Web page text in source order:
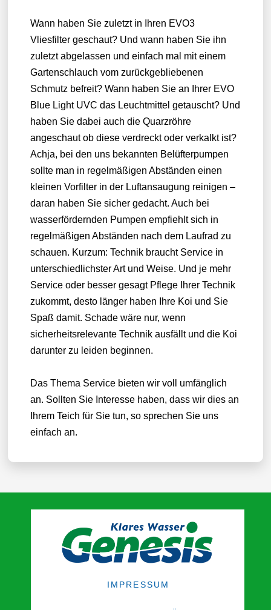
Wann haben Sie zuletzt in Ihren EVO3
Vliesfilter geschaut? Und wann haben Sie ihn
zuletzt abgelassen und einfach mal mit einem
Gartenschlauch vom zurückgebliebenen
Schmutz befreit? Wann haben Sie an Ihrer EVO
Blue Light UVC das Leuchtmittel getauscht? Und
haben Sie dabei auch die Quarzröhre
angeschaut ob diese verdreckt oder verkalkt ist?
Achja, bei den uns bekannten Belüfterpumpen
sollte man in regelmäßigen Abständen einen
kleinen Vorfilter in der Luftansaugung reinigen –
daran haben Sie sicher gedacht. Auch bei
wasserfördernden Pumpen empfiehlt sich in
regelmäßigen Abständen nach dem Laufrad zu
schauen. Kurzum: Technik braucht Service in
unterschiedlichster Art und Weise. Und je mehr
Service oder besser gesagt Pflege Ihrer Technik
zukommt, desto länger haben Ihre Koi und Sie
Spaß damit. Schade wäre nur, wenn
sicherheitsrelevante Technik ausfällt und die Koi
darunter zu leiden beginnen.
Das Thema Service bieten wir voll umfänglich
an. Sollten Sie Interesse haben, dass wir dies an
Ihrem Teich für Sie tun, so sprechen Sie uns
einfach an.
IMPRESSUM